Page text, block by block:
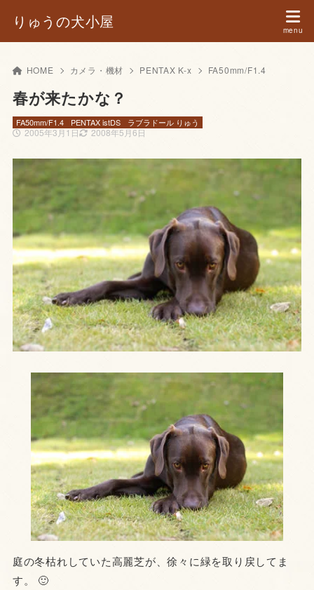
りゅうの犬小屋
HOME カメラ・機材 PENTAX K-x FA50mm/F1.4
春が来たかな？
2005年3月1日 2008年5月6日
FA50mm/F1.4 PENTAX istDS ラブラドール りゅう
庭の冬枯れしていた高麗芝が、徐々に緑を取り戻してま
す。 🙂